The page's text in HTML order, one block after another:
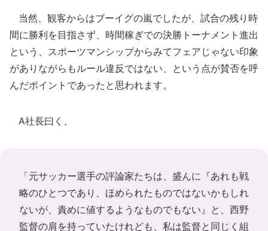
当然、観客からはブーイグの嵐でしたが、試合の残り時
間に勝利を目指さず、時間稼ぎでの決勝トーナメント進出
という、スポーツマンシップからみてフェアじゃない印象
がありながらもルール違反ではない、という点が賛否を呼
んだポイントであったと思われます。
A社長曰く、
「元サッカー選手の評論家たちは、盛んに『あれも戦
略のひとつであり、ほめられたものではないかもしれ
ないが、責めに値するようなものでもない』と、西野
監督の肩を持っていたけれども、私は監督と同じく組